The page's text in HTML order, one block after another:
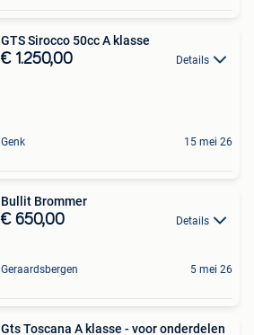
GTS Sirocco 50cc A klasse
€ 1.250,00 Details
Genk 15 mei 26
Bullit Brommer
€ 650,00 Details
Geraardsbergen 5 mei 26
Gts Toscana A klasse - voor onderdelen